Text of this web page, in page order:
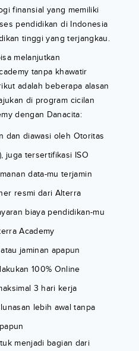
finansial yang memiliki
pendidikan di Indonesia
tinggi yang terjangkau.
melanjutkan
tanpa khawatir
adalah beberapa alasan
di program cicilan
dengan Danacita:
dan diawasi oleh Otoritas
juga tersertifikasi ISO
data-mu terjamin
resmi dari Alterra
biaya pendidikan-mu
Academy
jaminan apapun
100% Online
3 hari kerja
lebih awal tanpa
menjadi bagian dari